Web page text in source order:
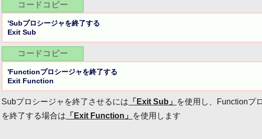
コードコピー
'Subプロシージャを終了する
Exit Sub
コードコピー
'Functionプロシージャを終了する
Exit Function
Subプロシージャを終了させるには 「Exit Sub」 を使用し、Functionプ
を終了する場合は 「Exit Function」 を使用します